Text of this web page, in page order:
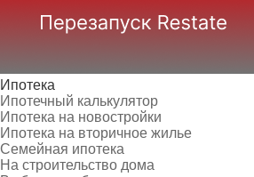
Ипотека
Ипотечный калькулятор
Ипотека на новостройки
Ипотека на вторичное жилье
Семейная ипотека
На строительство дома